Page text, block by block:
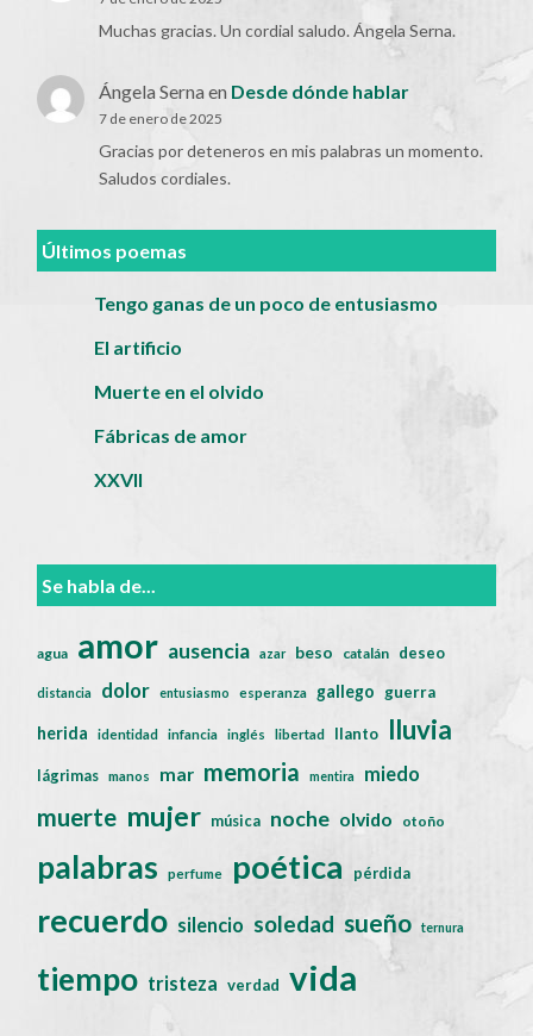
Muchas gracias. Un cordial saludo. Ángela Serna.
Ángela Serna en Desde dónde hablar
7 de enero de 2025
Gracias por deteneros en mis palabras un momento.
Saludos cordiales.
Últimos poemas
Tengo ganas de un poco de entusiasmo
El artificio
Muerte en el olvido
Fábricas de amor
XXVII
Se habla de...
agua amor ausencia azar beso catalán deseo
distancia dolor entusiasmo esperanza gallego guerra
herida identidad infancia inglés libertad llanto lluvia
lágrimas manos mar memoria mentira miedo
muerte mujer música noche olvido otoño
palabras perfume poética pérdida
recuerdo silencio soledad sueño ternura
tiempo tristeza verdad vida